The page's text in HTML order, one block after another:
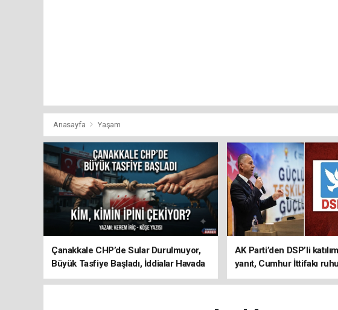
Anasayfa Yaşam
Çanakkale CHP’de Sular Durulmuyor,
Büyük Tasfiye Başladı, İddialar Havada
Uçuşuyor
AK Parti’den DSP’li
yanıt, Cumhur İttifakı
ediyoruz